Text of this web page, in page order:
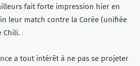
fait forte impression hier en
leur match contre la Corée (unifiée
Chili.
a tout intérêt à ne pas se projeter